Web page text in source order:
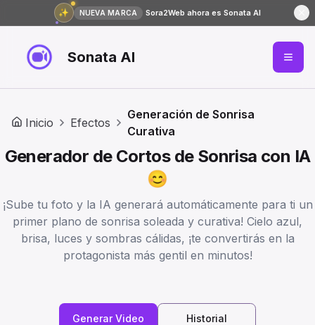
✨ NUEVA MARCA Sora2Web ahora es Sonata AI
Sonata AI
Inicio Efectos
Generación de Sonrisa
Curativa
Generador de Cortos de Sonrisa con IA
😊
¡Sube tu foto y la IA generará automáticamente para ti un
primer plano de sonrisa soleada y curativa! Cielo azul,
brisa, luces y sombras cálidas, ¡te convertirás en la
protagonista más gentil en minutos!
Generar Video Historial